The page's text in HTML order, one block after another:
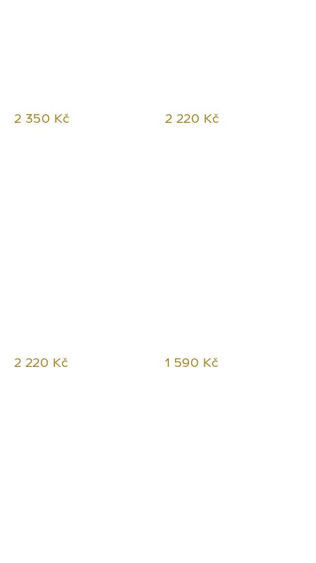
2 350 Kč 2 220 Kč
2 220 Kč 1 590 Kč